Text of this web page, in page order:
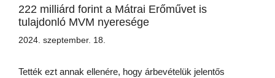
222 milliárd forint a Mátrai Erőművet is
tulajdonló MVM nyeresége
2024. szeptember. 18.
Tették ezt annak ellenére, hogy árbevételük jelentős